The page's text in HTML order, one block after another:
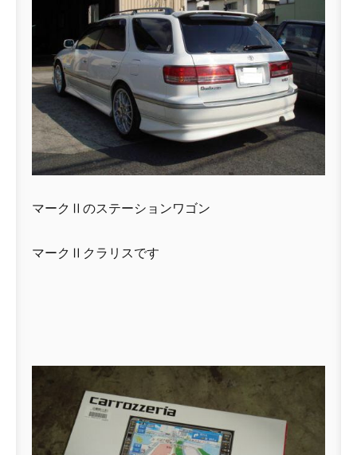
マークⅡのステーションワゴン
マークⅡクラリスです